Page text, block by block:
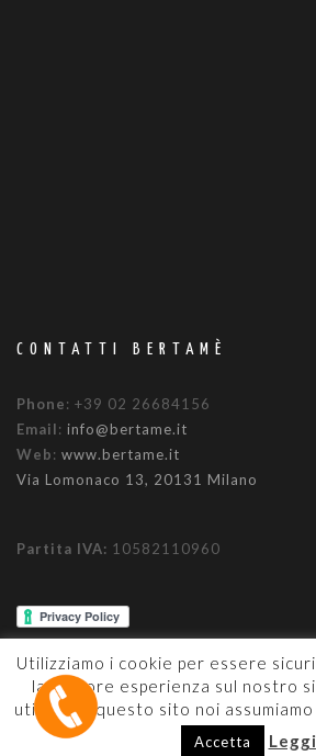
CONTATTI BERTAMÈ
Phone: +39 02 26684156
Email: info@bertame.it
Web: www.bertame.it
Via Lomonaco 13, 20131 Milano
Partita IVA: 10582110960
Utilizziamo i cookie per essere
la migliore esperienza sul nostro
utilizzare questo sito noi
Accetta Leggi